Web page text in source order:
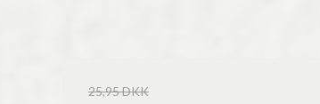
25,95 DKK